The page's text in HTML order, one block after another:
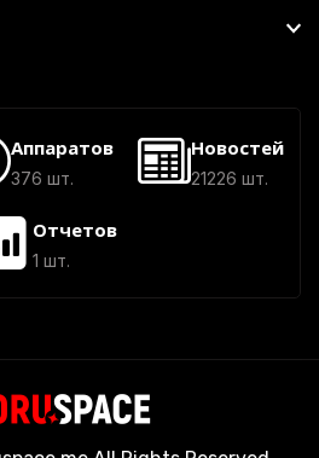
Аппаратов
376 шт.
Новостей
21226 шт.
Отчетов
1 шт.